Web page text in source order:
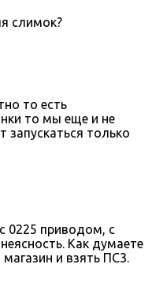
слимок?
то есть
то мы еще и не
запускаться только
0225 приводом, с
Как думаете
и взять ПС3.